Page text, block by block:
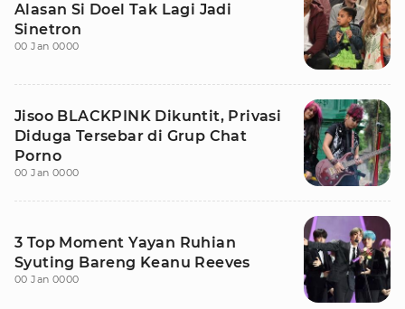
Alasan Si Doel Tak Lagi Jadi
Sinetron
00 Jan 0000
Jisoo BLACKPINK Dikuntit, Privasi
Diduga Tersebar di Grup Chat
Porno
00 Jan 0000
3 Top Moment Yayan Ruhian
Syuting Bareng Keanu Reeves
00 Jan 0000